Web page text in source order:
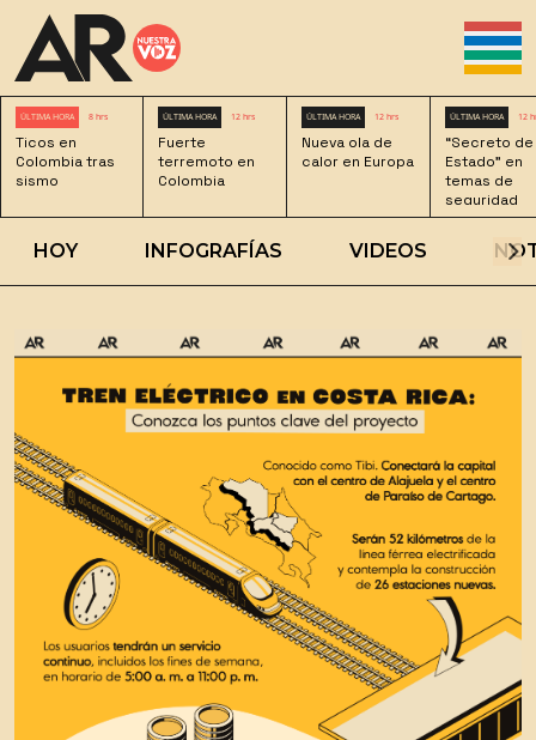
ÚLTIMA HORA 8 hrs
Ticos en
Colombia tras
sismo
ÚLTIMA HORA 12 hrs
Fuerte
terremoto en
Colombia
ÚLTIMA HORA 12 hrs
Nueva ola de
calor en Europa
ÚLTIMA HORA 12
“Secreto de
Estado” en
temas de
seguridad
HOY INFOGRAFÍAS VIDEOS